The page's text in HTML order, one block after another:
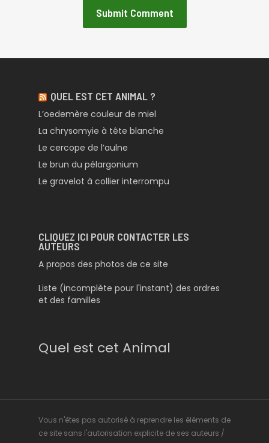
QUEL EST CET ANIMAL ?
L’oedemère couleur de miel
La chrysomyie à tête blanche
Le cercope de l’aulne
Le brun du pélargonium
Le gravelot à collier interrompu
CLIQUEZ ICI POUR CONTACTER LES
AUTEURS
A propos des photos de ce site
Liste (incomplète pour l'instant) des ordres
et des familles
Quel est cet Animal
Vous n'êtes pas autorisé à reprendre les éléments de
ce site sans l'autorisation explicite de ses auteurs /